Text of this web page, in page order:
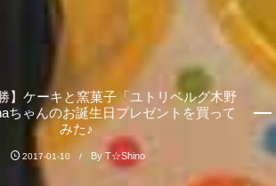
】ケーキと窯菓子「ユトリベルグ木野
ちゃんのお誕生日プレゼントを買って
みた♪
2017-01-10 ByT☆Shino